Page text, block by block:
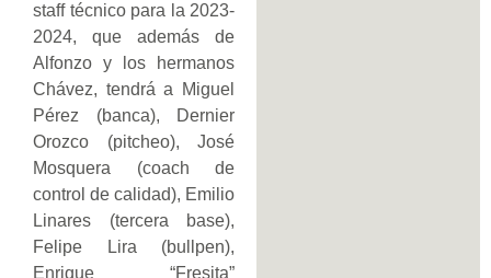
staff técnico para la 2023-
2024, que además de
Alfonzo y los hermanos
Chávez, tendrá a Miguel
Pérez (banca), Dernier
Orozco (pitcheo), José
Mosquera (coach de
control de calidad), Emilio
Linares (tercera base),
Felipe Lira (bullpen),
Enrique “Fresita”